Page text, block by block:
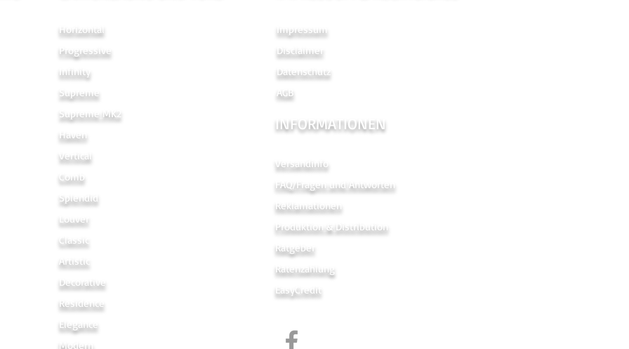
Horizontal
Progressive
Infinity
Supreme
Supreme MK2
Haven
Vertical
Comb
Splendid
Louver
Classic
Artistic
Decorative
Residence
Elegance
Modern
Impressum
Disclaimer
Datenschutz
AGB
INFORMATIONEN
Versandinfo
FAQ/Fragen und Antworten
Reklamationen
Produktion & Distribution
Ratgeber
Ratenzahlung
EasyCredit